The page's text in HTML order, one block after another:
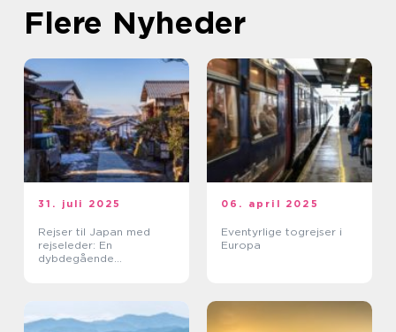
Flere Nyheder
31. juli 2025
Rejser til Japan med
rejseleder: En
dybdegående
06. april 2025
Eventyrlige togrejser i
Europa